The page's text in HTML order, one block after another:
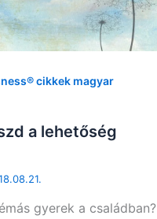
cikkek magyar
a lehetőség
gyerek a családban?